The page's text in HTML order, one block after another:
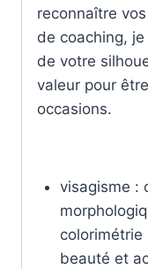
reconnaître
de coaching,
de votre
valeur pour
occasions.
visagisme :
colorimétrie
beauté et